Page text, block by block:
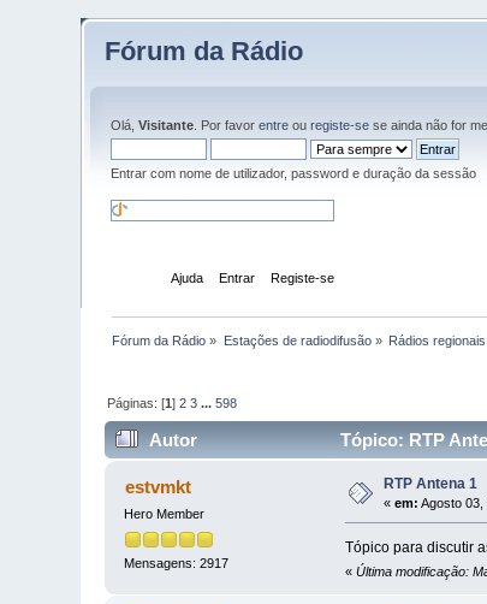
Fórum da Rádio
Olá,Visitante . Por favorentre ouregiste-se se ainda não for
Entrar com nome de utilizador, password e duração da sessão
Ajuda Entrar Registe-se
Fórum da Rádio » Estações de radiodifusão» Rádios
Páginas: [1]2 3 ...598
Autor Tópico: RTP
estvmkt
Hero Member
Mensagens: 2917
RTP Antena 1
«em: Agosto 03,
Tópico para discutir
« Última modificação: